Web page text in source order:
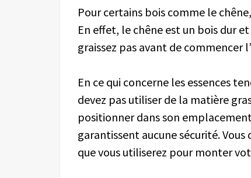
Pour certains bois comme le
En effet, le chêne est un bois dur
graissez pas avant de commencer
En ce qui concerne les essences
devez pas utiliser de la matière
positionner dans son
garantissent aucune sécurité.
que vous utiliserez pour monter